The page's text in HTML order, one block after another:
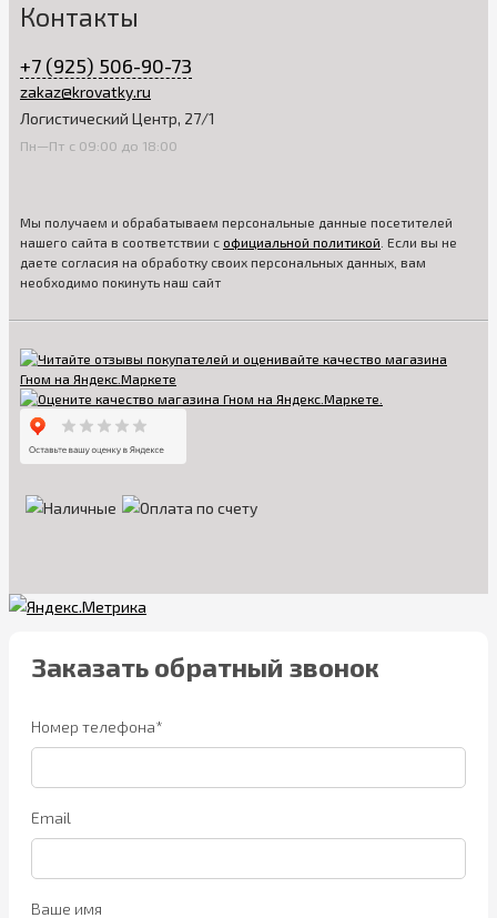
Контакты
+7 (925) 506-90-73
zakaz@krovatky.ru
Логистический Центр, 27/1
Пн—Пт с 09:00 до 18:00
Мы получаем и обрабатываем персональные данные посетителей
нашего сайта в соответствии с официальной политикой . Если вы не
даете согласия на обработку своих персональных данных, вам
необходимо покинуть наш сайт
Заказать обратный звонок
Номер телефона*
Email
Ваше имя